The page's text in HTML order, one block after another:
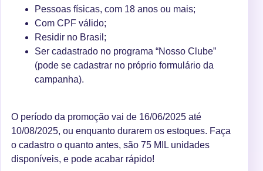
Pessoas físicas, com 18 anos ou mais;
Com CPF válido;
Residir no Brasil;
Ser cadastrado no programa “Nosso Clube”
(pode se cadastrar no próprio formulário da
campanha).
O período da promoção vai de 16/06/2025 até
10/08/2025, ou enquanto durarem os estoques. Faça
o cadastro o quanto antes, são 75 MIL unidades
disponíveis, e pode acabar rápido!